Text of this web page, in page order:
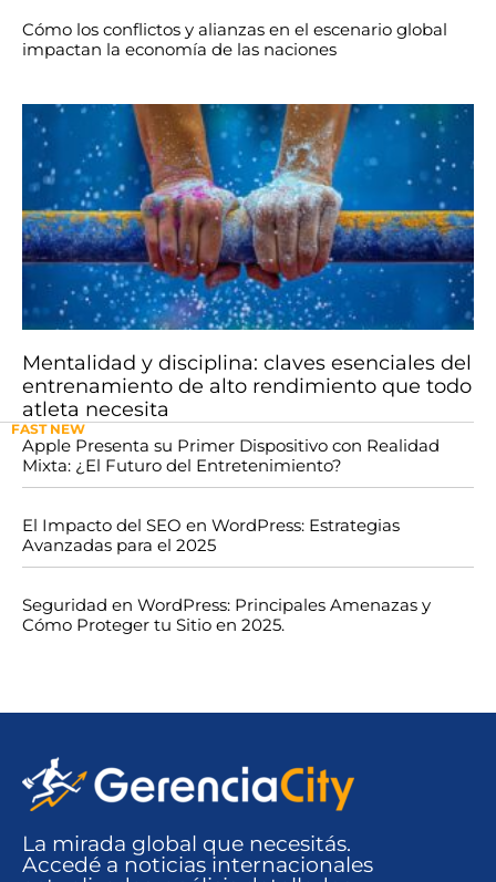
Cómo los conflictos y alianzas en el escenario global
impactan la economía de las naciones
Mentalidad y disciplina: claves esenciales del
entrenamiento de alto rendimiento que todo
atleta necesita
FAST NEW
Apple Presenta su Primer Dispositivo con Realidad
Mixta: ¿El Futuro del Entretenimiento?
El Impacto del SEO en WordPress: Estrategias
Avanzadas para el 2025
Seguridad en WordPress: Principales Amenazas y
Cómo Proteger tu Sitio en 2025.
La mirada global que necesitás.
Accedé a noticias internacionales